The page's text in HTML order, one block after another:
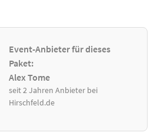
Event-Anbieter für dieses
Paket:
Alex Tome
seit 2 Jahren Anbieter bei
Hirschfeld.de